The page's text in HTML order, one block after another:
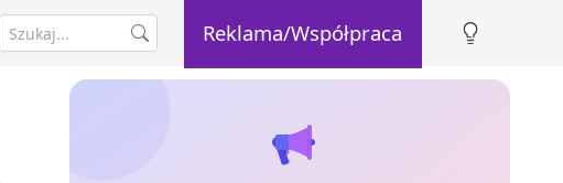
Reklama/Współpraca